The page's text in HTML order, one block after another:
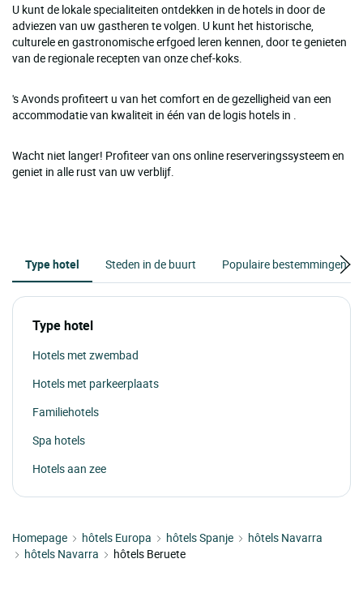
U kunt de lokale specialiteiten ontdekken in de hotels in door de
adviezen van uw gastheren te volgen. U kunt het historische,
culturele en gastronomische erfgoed leren kennen, door te genieten
van de regionale recepten van onze chef-koks.
's Avonds profiteert u van het comfort en de gezelligheid van een
accommodatie van kwaliteit in één van de logis hotels in .
Wacht niet langer! Profiteer van ons online reserveringssysteem en
geniet in alle rust van uw verblijf.
Type hotel Steden in de buurt Populaire bestemmingen
Type hotel
Hotels met zwembad
Hotels met parkeerplaats
Familiehotels
Spa hotels
Hotels aan zee
Homepage hôtels Europa hôtels Spanje
hôtels Navarra
hôtels Navarra
hôtels Beruete